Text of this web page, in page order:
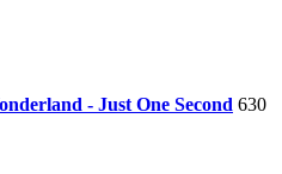
- Just One Second 630